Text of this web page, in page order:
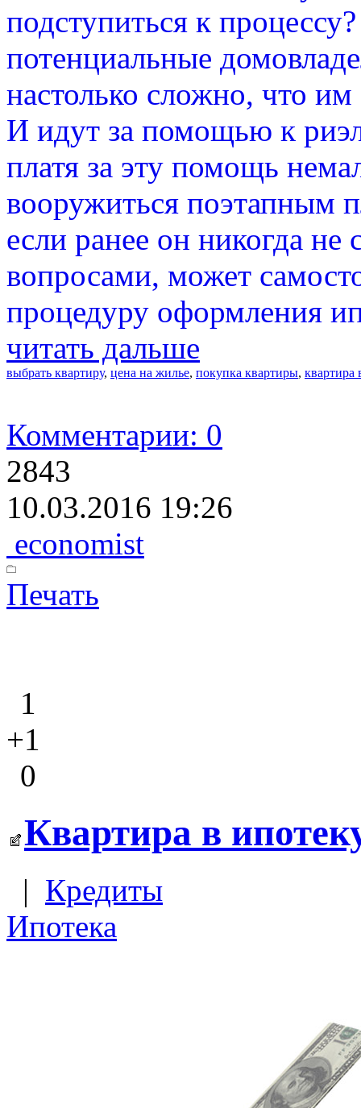
подступиться к
потенциальные
настолько сложно, что им
И идут за помощью к
платя за эту помощь
вооружиться поэтапным
если ранее он никогда
вопросами, может
процедуру оформления
читать дальше
выбрать квартиру, цена на жилье, покупка квартиры, квартира
Комментарии: 0
2843
10.03.2016 19:26
economist
Печать
1
+1
0
Квартира в
| Кредиты
Ипотека